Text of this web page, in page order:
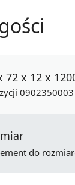
72 x 12 x
0902350003
do